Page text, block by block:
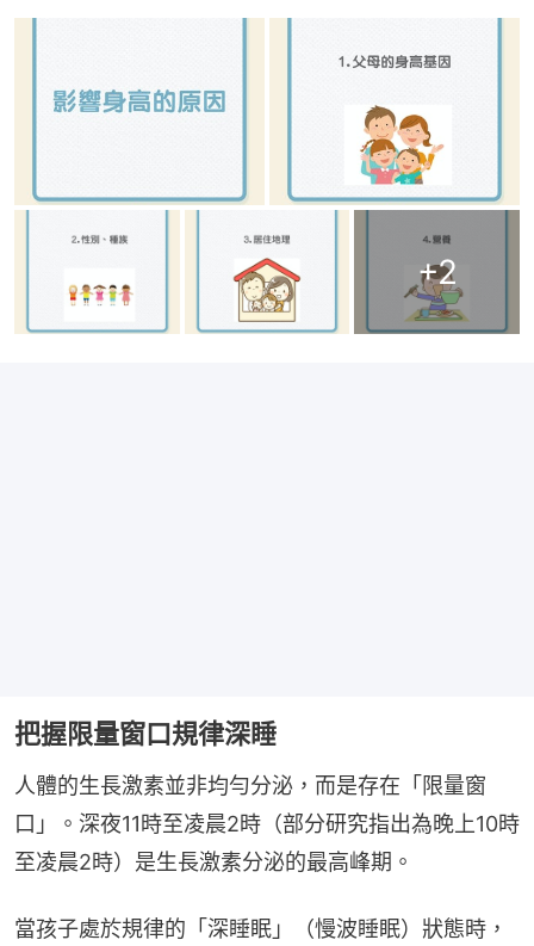
+2
把握限量窗口規律深睡
人體的生長激素並非均勻分泌，而是存在「限量窗
口」。深夜11時至凌晨2時（部分研究指出為晚上10時
至凌晨2時）是生長激素分泌的最高峰期。
當孩子處於規律的「深睡眠」（慢波睡眠）狀態時，